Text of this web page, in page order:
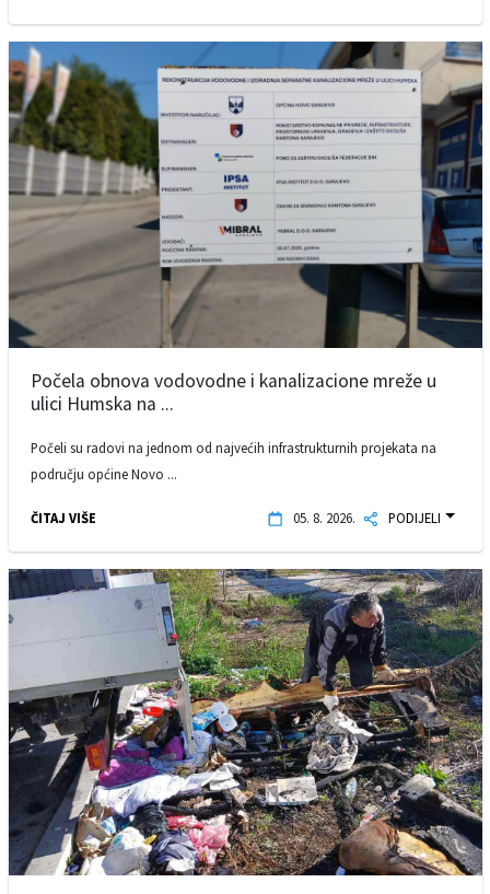
Počela obnova vodovodne i kanalizacione mreže u
ulici Humska na ...
Počeli su radovi na jednom od najvećih infrastrukturnih projekata na
području općine Novo ...
ČITAJ VIŠE 05. 8. 2026. PODIJELI